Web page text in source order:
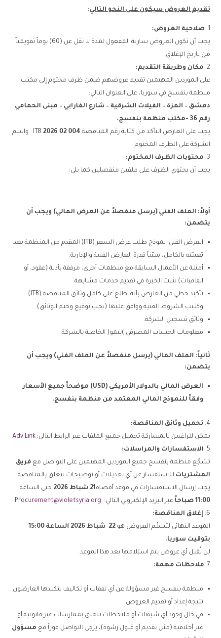
تقديم العروض سيكون على النحو التالي:
صلاحية العروض:
يجب أن تكون العروض سارية المفعول لمدة لا تقل عن (60) يوماً تقويمياً
من تاريخ الإغلاق.
مكان وطريقة التقديم:
على الموردين المهتمين تقديم عروضهم ضمن ظرف مختوم إلى مكتب
منظمة بنفسج في سوريا، على العنوان التالي:
دمشق – المزة – الفيلات الشرقية – شارع الفارابي – مبنى الحمامي
رقم 36 -مكتب منظمة بنفسج
.
يجب على العارض التأكد من كتابة رقم المناقصة 004 02 2026
ITB واسم
الشركة على الظرف المختوم.
محتويات الظرف المختوم:
يجب أن يحتوي الظرف على ملفين منفصلين كما يلي:
أولاً: الملف الفني (يرسل منفصلاً عن العرض المالي) ويجب أن
يتضمن:
العرض الفني: نموذج طلب عرض السعر (ITB) المقدم من المنظمة بعد
تعبئته بالكامل، مبيّناً قدرة العارض الفنية والإدارية.
أمثلة عن الأعمال السابقة مع منظمات أخرى، مرفقة بأدلة (عقود، أو
اتفاقيات) تثبت الخبرة في تقديم خدمات مشابهة.
تأكيد خطي من العارض بأنه اطلع على كامل وثائق المناقصة (ITB)
وكتيب الشروط الفنية ووافق عليها (يجب توقيع وختم الوثائق).
وثائق تسجيل الشركة.
معلومات الحساب المصرفي )بيمو( الخاصة بالشركة.
ثانياً: الملف المالي (يرسل منفصلاً عن الملف الفني) ويجب أن
يتضمن:
العرض المالي بالدولار الأمريكي (USD)
موضحاً جميع الأسعار
وفقاً للنموذج المالي المعتمد من منظمة بنفسج.
تحميل وثائق المناقصة:
يمكن للراغبين بالمشاركة تحميل جميع الملفات عبر الرابط التالي: Adv Link
الاستفسارات والمراسلات:
تشجّع منظمة بنفسج جميع الموردين المهتمين على التواصل مع فريق
المشتريات للاستفسار عن أي تعديلات أو توضيحات تتعلق بالمناقصة.
يجب إرسال الاستفسارات في موعد أقصاه21 شباط 2026
حتى الساعة
11:00 صباحاً عبر البريد الإلكتروني التالي: Procurement@violetsyria.org
إغلاق المناقصة:
الموعد النهائي لتسلّم العروض هو 22
شباط 2026 الساعة 15:00
بتوقيت سوريا.
لن تُقبل أي عروض يتم استلامها بعد هذا الموعد.
ملاحظات مهمة:
منظمة بنفسج غير مسؤولة عن أي نفقات أو تكاليف يتكبدها العارضون
نتيجة إعداد أو تقديم العروض.
في حال وجود أي شبهات أو ملاحظات تتعلق بممارسات غير قانونية أو
غير أخلاقية (مثل تقديم أو قبول رشوة)، يرجى التواصل فوراً مع مسؤول